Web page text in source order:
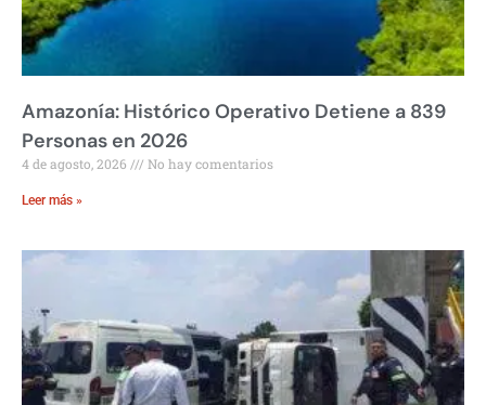
Amazonía: Histórico Operativo Detiene a 839
Personas en 2026
4 de agosto, 2026 No hay comentarios
Leer más »